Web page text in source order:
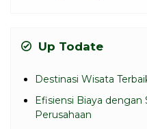
Up Todate
Destinasi Wisata
Efisiensi Biaya
Perusahaan